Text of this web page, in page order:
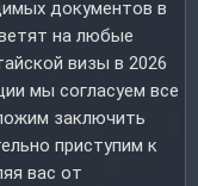
документов в
на любые
визы в 2026
мы согласуем все
заключить
приступим к
вас от